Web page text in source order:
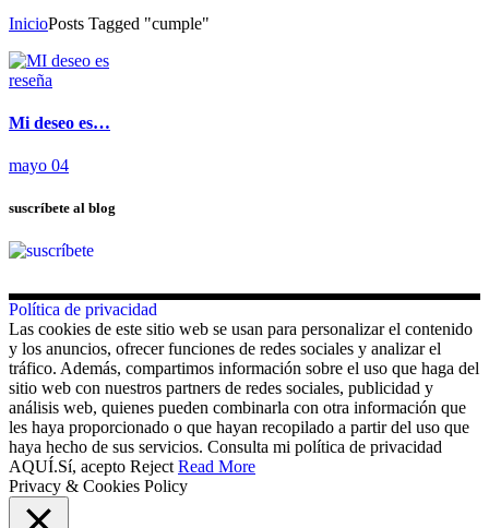
InicioPosts Tagged "cumple"
reseña
Mi deseo es…
mayo 04
suscríbete al blog
Política de privacidad
Las cookies de este sitio web se usan para personalizar el contenido
y los anuncios, ofrecer funciones de redes sociales y analizar el
tráfico. Además, compartimos información sobre el uso que haga del
sitio web con nuestros partners de redes sociales, publicidad y
análisis web, quienes pueden combinarla con otra información que
les haya proporcionado o que hayan recopilado a partir del uso que
haya hecho de sus servicios. Consulta mi política de privacidad
AQUÍ.Sí, acepto Reject Read More
Privacy & Cookies Policy